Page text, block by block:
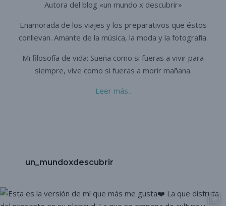
Autora del blog «un mundo x descubrir»
Enamorada de los viajes y los preparativos que éstos
conllevan. Amante de la música, la moda y la fotografía.
Mi filosofía de vida: Sueña como si fueras a vivir para
siempre, vive como si fueras a morir mañana.
Leer más..
un_mundoxdescubrir